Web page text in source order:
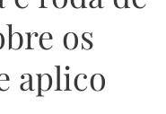
os
aplico